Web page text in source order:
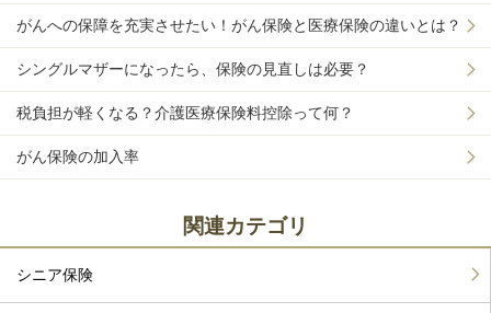
がんへの保障を充実させたい！がん保険と医療保険の違いとは？
シングルマザーになったら、保険の見直しは必要？
税負担が軽くなる？介護医療保険料控除って何？
がん保険の加入率
関連カテゴリ
シニア保険